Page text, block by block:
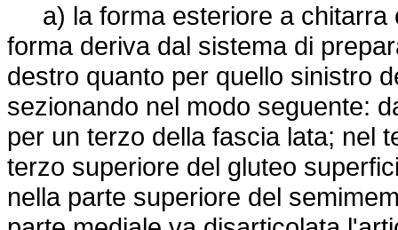
a) la forma esteriore a chitarra
forma deriva dal sistema di
destro quanto per quello sinistro
sezionando nel modo seguente:
per un terzo della fascia lata; nel
terzo superiore del gluteo
nella parte superiore del